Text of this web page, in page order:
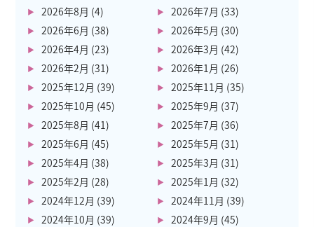
2026年8月 (4) 2026年7月 (33)
2026年6月 (38) 2026年5月 (30)
2026年4月 (23) 2026年3月 (42)
2026年2月 (31) 2026年1月 (26)
2025年12月 (39) 2025年11月 (35)
2025年10月 (45) 2025年9月 (37)
2025年8月 (41) 2025年7月 (36)
2025年6月 (45) 2025年5月 (31)
2025年4月 (38) 2025年3月 (31)
2025年2月 (28) 2025年1月 (32)
2024年12月 (39) 2024年11月 (39)
2024年10月 (39) 2024年9月 (45)